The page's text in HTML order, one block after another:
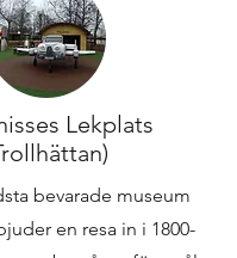
Lekplats
bevarade museum
en resa in i 1800-